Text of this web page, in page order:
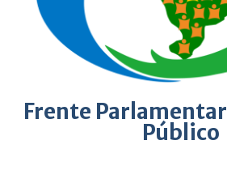
Frente
Público